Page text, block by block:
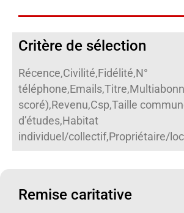
Critère de sélection
Récence,Civilité,Fidélité,N°
scoré),Revenu,Csp,Taille
d’études,Habitat
individuel/collectif,Propriétaire/
Remise caritative